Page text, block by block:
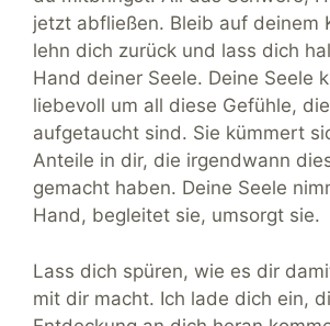
jetzt abfließen. Bleib auf deinem
lehn dich zurück und lass dich
Hand deiner Seele. Deine Seele
liebevoll um all diese Gefühle,
aufgetaucht sind. Sie kümmert
Anteile in dir, die irgendwann
gemacht haben. Deine Seele
Hand, begleitet sie, umsorgt sie.
Lass dich spüren, wie es dir
mit dir macht. Ich lade dich ein,